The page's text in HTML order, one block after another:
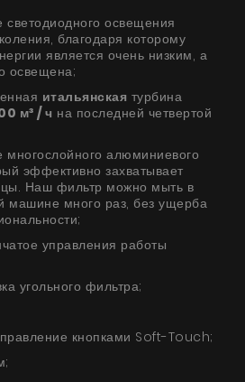
светодиодного освещения
благодаря которому
является очень низким, а
освещена;
итальянская турбина
м³ / ч на последней четвертой
многослойного алюминиевого
эффективно захватывает
Наш фильтр можно мыть в
машине много раз, без ущерба
управления работы
угольного фильтра;
кнопками Soft-Touch;